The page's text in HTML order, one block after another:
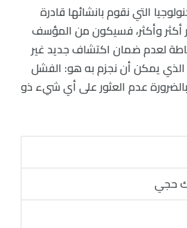
التي نقوم بانشائها قادرة
وأكثر، فسيكون من المؤسف
لعدم ضمان اكتشاف جديد غير
الذي يمكن أن نجزم به هو: الفشل
عدم العثور على أي شيء ذو
حجي